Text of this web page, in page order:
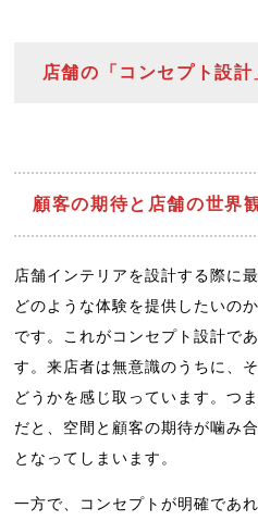
店舗の「コンセプト設
顧客の期待と店舗の世界
店舗インテリアを設計する際に
どのような体験を提供したいの
です。これがコンセプト設計で
す。来店者は無意識のうちに、
どうかを感じ取っています。つ
だと、空間と顧客の期待が噛み
となってしまいます。
一方で、コンセプトが明確であ